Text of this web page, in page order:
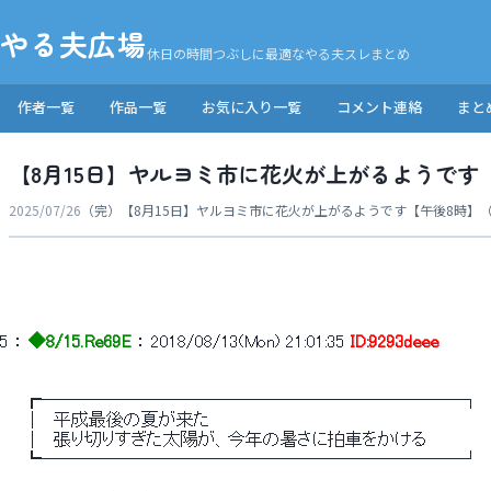
やる夫広場休日の時間つぶしに最適なやる夫スレまとめ
作者一覧 作品一覧 お気に入り一覧 コメント連絡 まと
【8月15日】ヤルヨミ市に花火が上がるようで
2025/07/26 （完）【8月15日】ヤルヨミ市に花火が上がるようです【午後8時】
5 ： ◆8/15.Re69E ： 2018/08/13(Mon) 21:01:35 ID:9293deee
┏────────────────────────┐
│　平成最後の夏が来た
│　張り切りすぎた太陽が、今年の暑さに拍車をかける
┗────────────────────────┘